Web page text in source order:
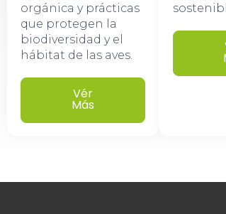
orgánica y prácticas
que protegen la
biodiversidad y el
hábitat de las aves.
Vér
Más